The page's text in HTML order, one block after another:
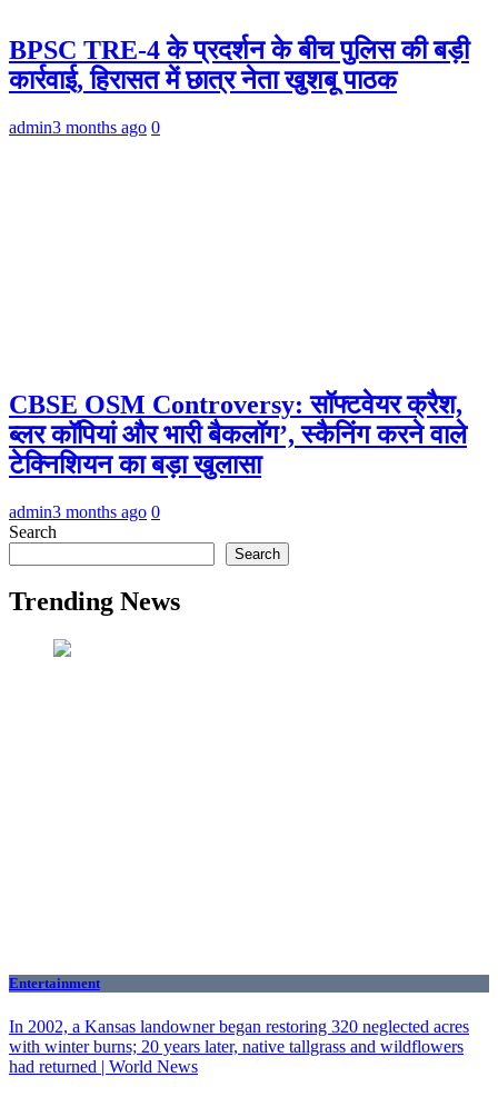
BPSC TRE-4 के प्रदर्शन के बीच पुलिस की बड़ी
कार्रवाई, हिरासत में छात्र नेता खुशबू पाठक
admin3 months ago 0
CBSE OSM Controversy: सॉफ्टवेयर क्रैश,
ब्लर कॉपियां और भारी बैकलॉग’, स्कैनिंग करने वाले
टेक्निशियन का बड़ा खुलासा
admin3 months ago 0
Search
Search
Trending News
Entertainment
In 2002, a Kansas landowner began restoring 320 neglected acres
with winter burns; 20 years later, native tallgrass and wildflowers
had returned | World News